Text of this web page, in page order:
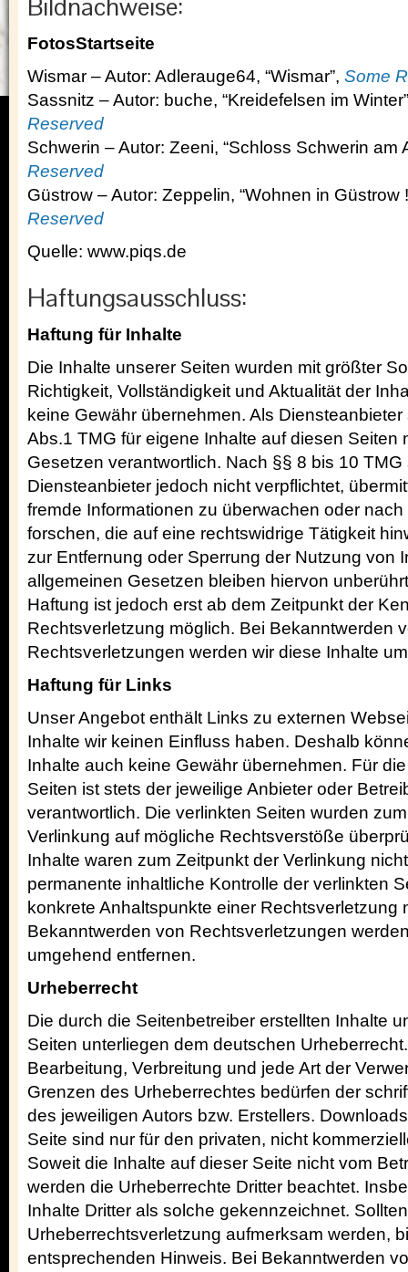
Bildnachweise:
FotosStartseite
Wismar – Autor: Adlerauge64, “Wismar”, Some
Sassnitz – Autor: buche, “Kreidefelsen im
Reserved
Schwerin – Autor: Zeeni, “Schloss Schwerin am
Reserved
Güstrow – Autor: Zeppelin, “Wohnen in Güstrow
Reserved
Quelle: www.piqs.de
Haftungsausschluss:
Haftung für Inhalte
Die Inhalte unserer Seiten wurden mit größter
Richtigkeit, Vollständigkeit und Aktualität der
keine Gewähr übernehmen. Als
Abs.1 TMG für eigene Inhalte auf diesen Seiten
Gesetzen verantwortlich. Nach §§ 8 bis 10 TMG
Diensteanbieter jedoch nicht verpflichtet,
fremde Informationen zu überwachen oder
forschen, die auf eine rechtswidrige Tätigkeit
zur Entfernung oder Sperrung der Nutzung von
allgemeinen Gesetzen bleiben hiervon
Haftung ist jedoch erst ab dem Zeitpunkt der
Rechtsverletzung möglich. Bei Bekanntwerden
Rechtsverletzungen werden wir diese Inhalte
Haftung für Links
Unser Angebot enthält Links zu externen
Inhalte wir keinen Einfluss haben. Deshalb
Inhalte auch keine Gewähr übernehmen. Für
Seiten ist stets der jeweilige Anbieter oder
verantwortlich. Die verlinkten Seiten wurden
Verlinkung auf mögliche Rechtsverstöße
Inhalte waren zum Zeitpunkt der Verlinkung
permanente inhaltliche Kontrolle der verlinkten
konkrete Anhaltspunkte einer Rechtsverletzung
Bekanntwerden von Rechtsverletzungen
umgehend entfernen.
Urheberrecht
Die durch die Seitenbetreiber erstellten Inhalte
Seiten unterliegen dem deutschen
Bearbeitung, Verbreitung und jede Art der
Grenzen des Urheberrechtes bedürfen der
des jeweiligen Autors bzw. Erstellers.
Seite sind nur für den privaten, nicht
Soweit die Inhalte auf dieser Seite nicht vom
werden die Urheberrechte Dritter beachtet.
Inhalte Dritter als solche gekennzeichnet.
Urheberrechtsverletzung aufmerksam werden,
entsprechenden Hinweis. Bei Bekanntwerden